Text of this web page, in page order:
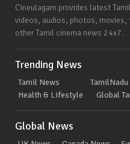
Cineulagam provides latest
videos, audios, photos,
other Tamil cinema news 24x7.
Trending News
Tamil News
Health & Lifestyle
Global
Global News